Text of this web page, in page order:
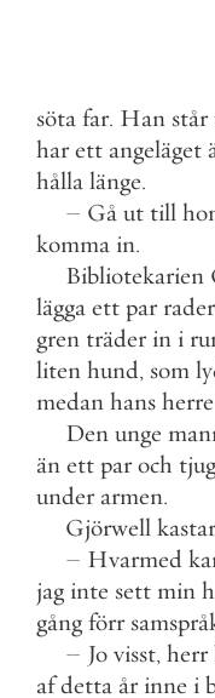
söta far. Han står
har ett angeläget
hålla länge.
– Gå ut till
komma in.
Bibliotekarien
lägga ett par rader
gren träder in i
liten hund, som
medan hans herre
Den unge
än ett par och
under armen.
Gjörwell kastar
– Hvarmed
jag inte sett min
gång förr
– Jo visst, herr
af detta år inne i